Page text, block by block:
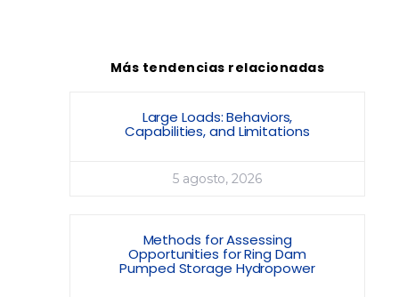
Más tendencias relacionadas
Large Loads: Behaviors,
Capabilities, and Limitations
5 agosto, 2026
Methods for Assessing
Opportunities for Ring Dam
Pumped Storage Hydropower